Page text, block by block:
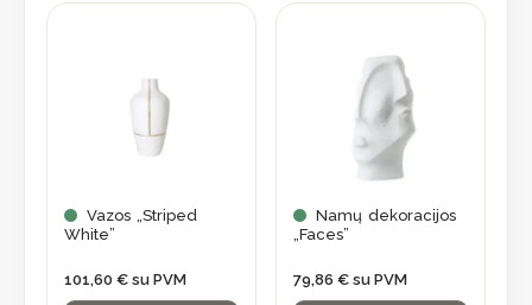
Vazos „Striped
White”
101,60 € su PVM
Namų dekoracijos
„Faces”
79,86 € su PVM